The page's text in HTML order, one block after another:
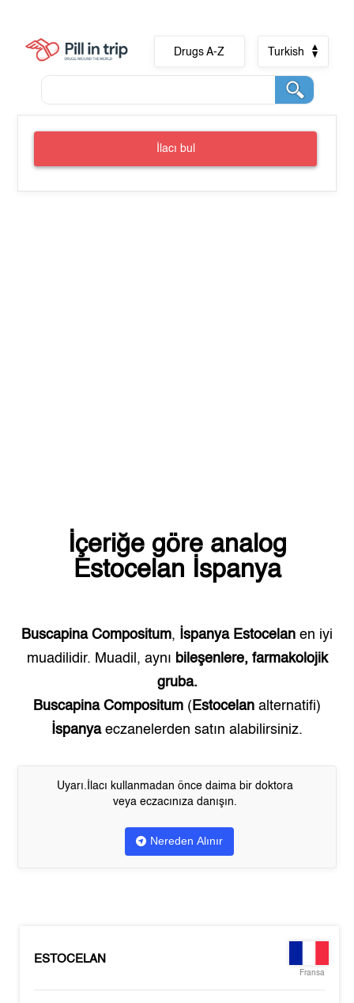
Drugs A-Z Turkish
İlacı bul
İçeriğe göre analog
Estocelan
İspanya
Buscapina Compositum, İspanya Estocelan en iyi
muadilidir. Muadil, aynı bileşenlere, farmakolojik
gruba.
Buscapina Compositum ( Estocelan alternatifi)
İspanyaeczanelerden satın alabilirsiniz.
Uyarı.İlacı kullanmadan önce daima bir doktora
veya eczacınıza danışın.
Nereden Alınır
ESTOCELAN
Fransa